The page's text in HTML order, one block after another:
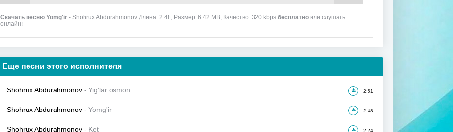
Скачать песню Yomg'ir - Shohrux Abdurahmonov Длина: 2:48, Размер: 6.42 MB, Качество: 320 kbps бесплатно или слушать
онлайн!
Еще песни этого исполнителя
Shohrux Abdurahmonov - Yig'lar osmon 2:51
Shohrux Abdurahmonov - Yomg'ir 2:48
Shohrux Abdurahmonov - Ket 2:24